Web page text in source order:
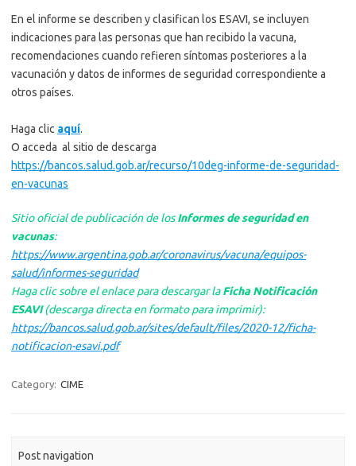
En el informe se describen y clasifican los ESAVI, se incluyen
indicaciones para las personas que han recibido la vacuna,
recomendaciones cuando refieren síntomas posteriores a la
vacunación y datos de informes de seguridad correspondiente a
otros países.
Haga clic aquí.
O acceda al sitio de descarga
https://bancos.salud.gob.ar/recurso/10deg-informe-de-seguridad-
en-vacunas
Sitio oficial de publicación de losInformes de seguridad en
vacunas:
https://www.argentina.gob.ar/coronavirus/vacuna/equipos-
salud/informes-seguridad
Haga clic sobre el enlace para descargar laFicha Notificación
ESAVI(descarga directa en formato para imprimir):
https://bancos.salud.gob.ar/sites/default/files/2020-12/ficha-
notificacion-esavi.pdf
Category: CIME
Post navigation